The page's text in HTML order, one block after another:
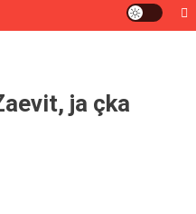
ja çka